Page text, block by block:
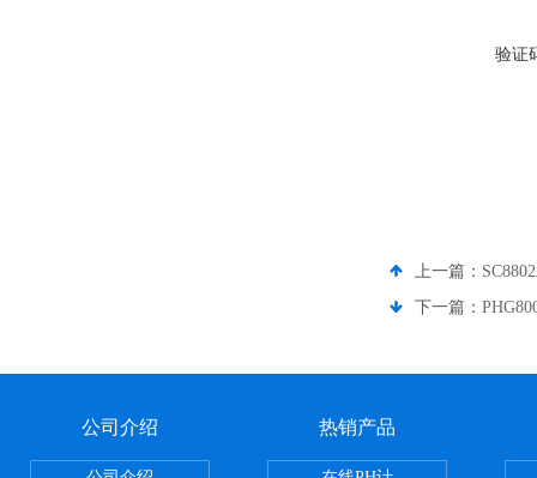
验证
上一篇：
下一篇：
公司介绍 热销产品